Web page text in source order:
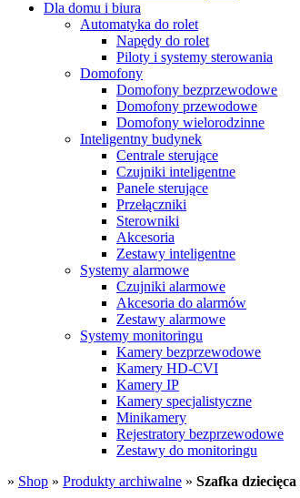
Dla domu i biura
Automatyka do rolet
Napędy do rolet
Piloty i systemy sterowania
Domofony
Domofony bezprzewodowe
Domofony przewodowe
Domofony wielorodzinne
Inteligentny budynek
Centrale sterujące
Czujniki inteligentne
Panele sterujące
Przełączniki
Sterowniki
Akcesoria
Zestawy inteligentne
Systemy alarmowe
Czujniki alarmowe
Akcesoria do alarmów
Zestawy alarmowe
Systemy monitoringu
Kamery bezprzewodowe
Kamery HD-CVI
Kamery IP
Kamery specjalistyczne
Minikamery
Rejestratory bezprzewodowe
Zestawy do monitoringu
» Shop » Produkty archiwalne » Szafka